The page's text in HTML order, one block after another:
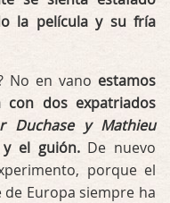
la película y su fría
No en vano estamos
dos expatriados
Duchase y Mathieu
el guión.De nuevo
porque el
Europa siempre ha